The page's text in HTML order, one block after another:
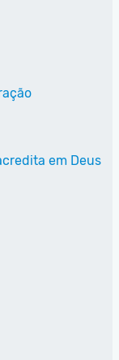
em Deus